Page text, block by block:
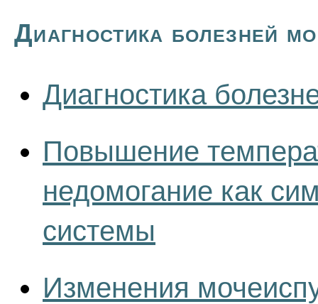
Диагностика болезней
Диагностика
Повышение
недомогание как
системы
Изменения